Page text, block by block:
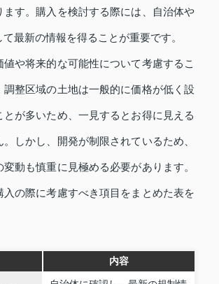
ます。購入を検討する際には、自治体や
最新の情報を得ることが重要です。
値や将来的な可能性について考慮するこ
調整区域の土地は一般的に価格が低く設
とが多いため、一見するとお得に見える
しかし、開発が制限されているため、
動も慎重に見極める必要があります。
入の際に考慮すべき項目をまとめた表を
内容